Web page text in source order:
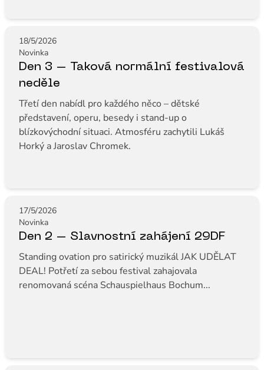
18/5/2026
Novinka
Den 3 – Taková normální festivalová
neděle
Třetí den nabídl pro každého něco – dětské
představení, operu, besedy i stand-up o
blízkovýchodní situaci. Atmosféru zachytili Lukáš
Horký a Jaroslav Chromek.
17/5/2026
Novinka
Den 2 – Slavnostní zahájení 29DF
Standing ovation pro satirický muzikál JAK UDĚLAT
DEAL! Potřetí za sebou festival zahajovala
renomovaná scéna Schauspielhaus Bochum...